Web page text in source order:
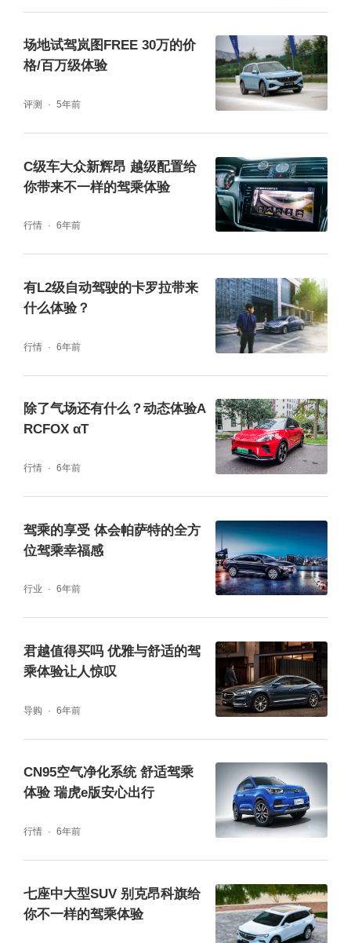
直线的尽头是连接“赛道”的北环，“北环”是考验
悬架支撑性的地点。驾驶模式选择“运动”，悬
心，在车身发生明显侧倾之前，轮胎按捺不住
寂寞发出了抵抗的声音。
可以肯定的是，昂科威PLUS是一台舒适取向
趣，良好的悬架支撑性与灵敏的动力响应速度
除了操稳路外，本次活动的亮点还有别克汽车
试车场首次向外开放的越野区。越野区路线长
度为2.3千米，路线中包含软石路、巨石路、涉
水路、交叉轴、深坑陡降、枕木侧坡、草地S
弯与林间横纵沟等丛林穿越路况，为SUV体验
带来“刺激”享受。
场地试驾岚图FREE 30万的价
格/百万级体验
评测 5年前
C级车大众新辉昂 越级配置给
你带来不一样的驾乘体验
行情 6年前
有L2级自动驾驶的卡罗拉带来
什么体验？
行情 6年前
除了气场还有什么？动态体验A
RCFOX αT
行情 6年前
驾乘的享受 体会帕萨特的全方
位驾乘幸福感
行业 6年前
君越值得买吗 优雅与舒适的驾
乘体验让人惊叹
导购 6年前
CN95空气净化系统 舒适驾乘
体验 瑞虎e版安心出行
行情 6年前
七座中大型SUV 别克昂科旗给
你不一样的驾乘体验